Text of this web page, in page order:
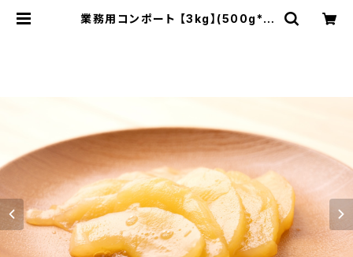
業務用コンポート 【3kg】(500g*6